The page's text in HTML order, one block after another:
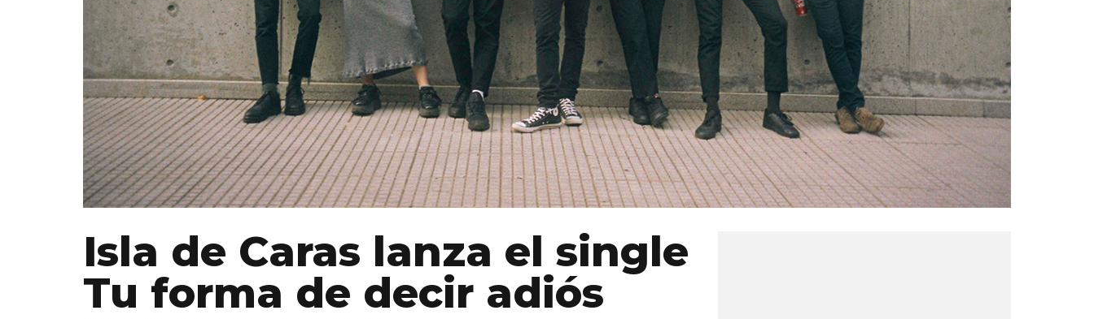
Isla de Caras lanza el single
Tu forma de decir adiós